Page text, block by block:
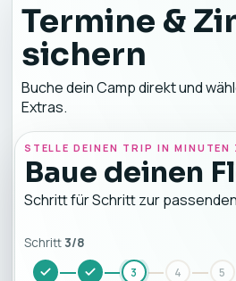
Termine &
sichern
Buche dein Camp direkt und
Extras.
STELLE DEINEN TRIP IN MINUTEN
Baue deinen
Schritt für Schritt zur
Schritt3/8
3
4
5